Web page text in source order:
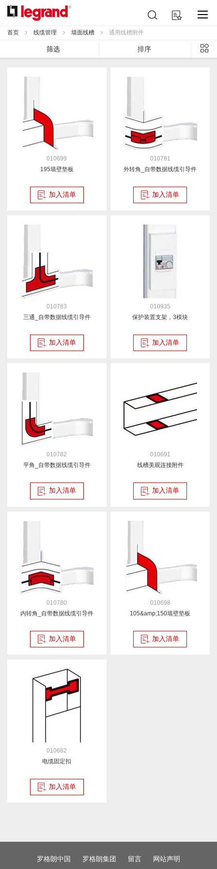
跳
到
容
我的购物车
索
首页 线缆管理 墙面线槽 通用线槽附件
筛选 排序
010699
195墙壁垫板
加入清单
010781
外转角_自带数据线缆引导件
加入清单
010783
三通_自带数据线缆引导件
加入清单
010935
保护装置支架，3模块
加入清单
010782
平角_自带数据线缆引导件
加入清单
010691
线槽美观连接附件
加入清单
010780
内转角_自带数据线缆引导件
加入清单
010698
105&amp;150墙壁垫板
加入清单
010682
电缆固定扣
加入清单
罗格朗中国 罗格朗集团 留言 网站声明